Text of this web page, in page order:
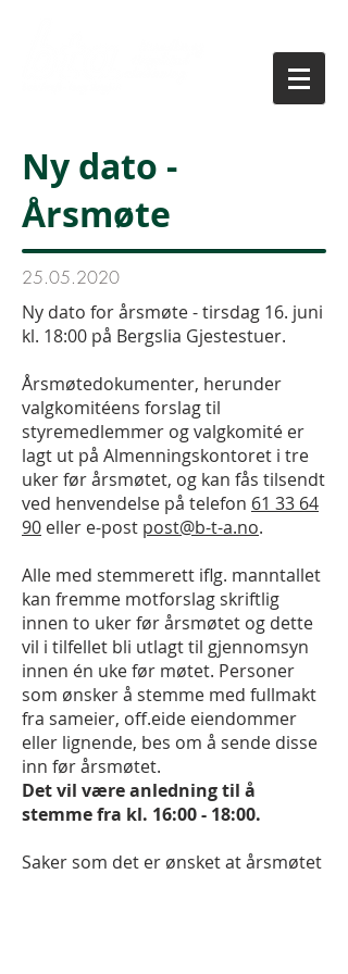
Ny dato -
Årsmøte
25.05.2020
Ny dato for årsmøte - tirsdag 16. juni
kl. 18:00 på Bergslia Gjestestuer.
Årsmøtedokumenter, herunder
valgkomitéens forslag til
styremedlemmer og valgkomité er
lagt ut på Almenningskontoret i tre
uker før årsmøtet, og kan fås tilsendt
ved henvendelse på telefon 61 33 64
90 eller e-post post@b-t-a.no.
Alle med stemmerett iflg. manntallet
kan fremme motforslag skriftlig
innen to uker før årsmøtet og dette
vil i tilfellet bli utlagt til gjennomsyn
innen én uke før møtet. Personer
som ønsker å stemme med fullmakt
fra sameier, off.eide eiendommer
eller lignende, bes om å sende disse
inn før årsmøtet.
Det vil være anledning til å
stemme fra kl. 16:00 - 18:00.
Saker som det er ønsket at årsmøtet